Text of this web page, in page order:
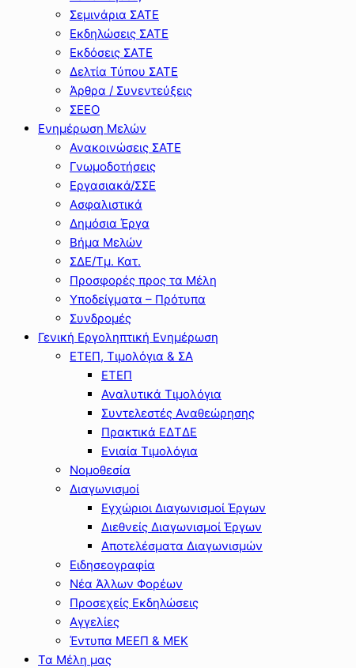
Σεμινάρια ΣΑΤΕ
Εκδηλώσεις ΣΑΤΕ
Εκδόσεις ΣΑΤΕ
Δελτία Τύπου ΣΑΤΕ
Άρθρα / Συνεντεύξεις
ΣΕΕΟ
Ενημέρωση Μελών
Ανακοινώσεις ΣΑΤΕ
Γνωμοδοτήσεις
Εργασιακά/ΣΣΕ
Ασφαλιστικά
Δημόσια Έργα
Βήμα Μελών
ΣΔΕ/Τμ. Κατ.
Προσφορές προς τα Μέλη
Υποδείγματα – Πρότυπα
Συνδρομές
Γενική Εργοληπτική Ενημέρωση
ΕΤΕΠ, Τιμολόγια & ΣΑ
ΕΤΕΠ
Αναλυτικά Τιμολόγια
Συντελεστές Αναθεώρησης
Πρακτικά ΕΔΤΔΕ
Ενιαία Τιμολόγια
Νομοθεσία
Διαγωνισμοί
Εγχώριοι Διαγωνισμοί Έργων
Διεθνείς Διαγωνισμοί Έργων
Αποτελέσματα Διαγωνισμών
Ειδησεογραφία
Νέα Άλλων Φορέων
Προσεχείς Εκδηλώσεις
Αγγελίες
Έντυπα ΜΕΕΠ & ΜΕΚ
Τα Μέλη μας